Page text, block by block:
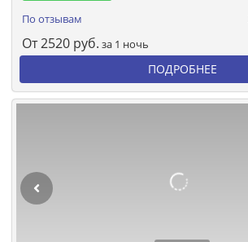
По отзывам
От2520 руб. за 1 ночь
ПОДРОБНЕЕ